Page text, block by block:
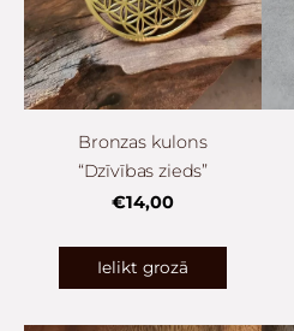
Bronzas kulons
“Dzīvības zieds”
€14,00
Ielikt grozā